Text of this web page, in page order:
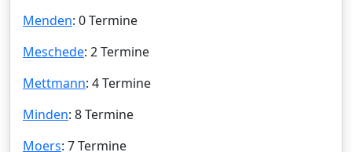
Menden: 0 Termine
Meschede: 2 Termine
Mettmann: 4 Termine
Minden: 8 Termine
Moers: 7 Termine